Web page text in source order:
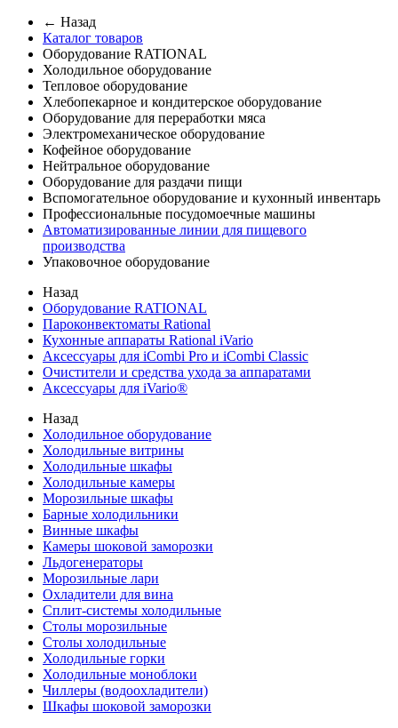
← Назад
Каталог товаров
Оборудование RATIONAL
Холодильное оборудование
Тепловое оборудование
Хлебопекарное и кондитерское оборудование
Оборудование для переработки мяса
Электромеханическое оборудование
Кофейное оборудование
Нейтральное оборудование
Оборудование для раздачи пищи
Вспомогательное оборудование и кухонный инвентарь
Профессиональные посудомоечные машины
Автоматизированные линии для пищевого
производства
Упаковочное оборудование
Назад
Оборудование RATIONAL
Пароконвектоматы Rational
Кухонные аппараты Rational iVario
Аксессуары для iCombi Pro и iCombi Classic
Очистители и средства ухода за аппаратами
Аксессуары для iVario®
Назад
Холодильное оборудование
Холодильные витрины
Холодильные шкафы
Холодильные камеры
Морозильные шкафы
Барные холодильники
Винные шкафы
Камеры шоковой заморозки
Льдогенераторы
Морозильные лари
Охладители для вина
Сплит-системы холодильные
Столы морозильные
Столы холодильные
Холодильные горки
Холодильные моноблоки
Чиллеры (водоохладители)
Шкафы шоковой заморозки